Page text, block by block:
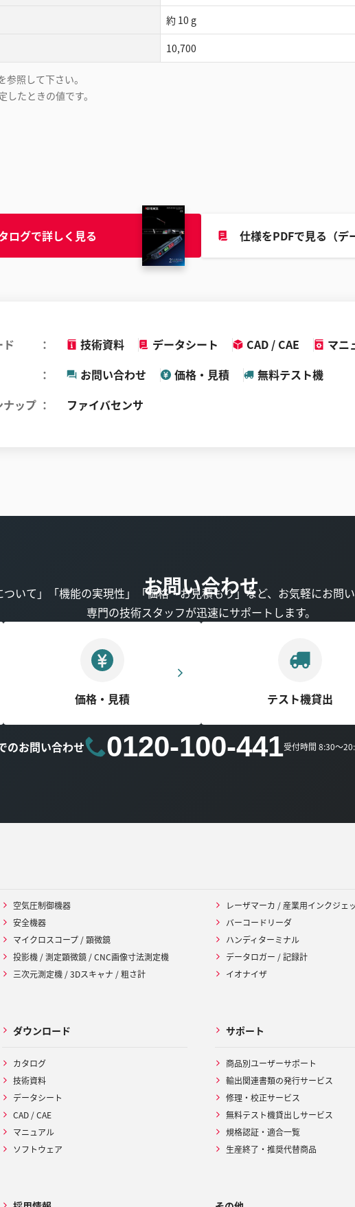
約 10 g
10,700
照して下さい。
たときの値です。
ログで詳しく見る 仕様をPDFで見る（デ
ド 技術資料 データシート CAD / CAE マニ
お問い合わせ 価格・見積
無料テスト機
ナップ
ファイバセンサ
お問い合わせ
ついて」「機能の実現性」「価格・お見積もり」など、お気軽にお問
専門の技術スタッフが迅速にサポートします。
価格・見積 テスト機貸出
のお問い合わせ 0120-100-441受付時間 8:30～
空気圧制御機器
安全機器
マイクロスコープ / 顕微鏡
投影機 / 測定顕微鏡 / CNC画像寸法測定機
三次元測定機 / 3Dスキャナ / 粗さ計
レーザマーカ / 産業用インクジェ
バーコードリーダ
ハンディターミナル
データロガー / 記録計
イオナイザ
ダウンロード
カタログ
技術資料
データシート
CAD / CAE
マニュアル
ソフトウェア
サポート
商品別ユーザーサポート
輸出関連書類の発行サービス
修理・校正サービス
無料テスト機貸出しサービス
規格認証・適合一覧
生産終了・推奨代替商品